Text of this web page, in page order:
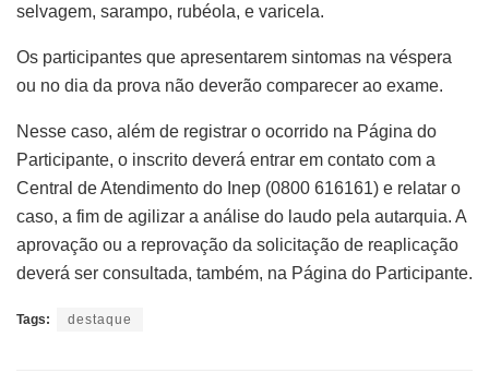
selvagem, sarampo, rubéola, e varicela.
Os participantes que apresentarem sintomas na véspera
ou no dia da prova não deverão comparecer ao exame.
Nesse caso, além de registrar o ocorrido na Página do
Participante, o inscrito deverá entrar em contato com a
Central de Atendimento do Inep (0800 616161) e relatar o
caso, a fim de agilizar a análise do laudo pela autarquia. A
aprovação ou a reprovação da solicitação de reaplicação
deverá ser consultada, também, na Página do Participante.
Tags: destaque